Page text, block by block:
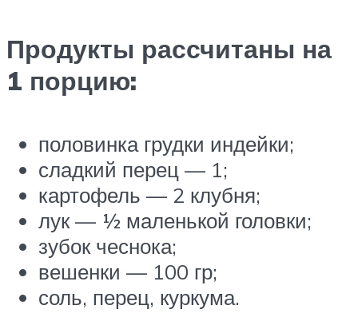
Продукты рассчитаны на
1 порцию:
половинка грудки индейки;
сладкий перец — 1;
картофель — 2 клубня;
лук — ½ маленькой головки;
зубок чеснока;
вешенки — 100 гр;
соль, перец, куркума.